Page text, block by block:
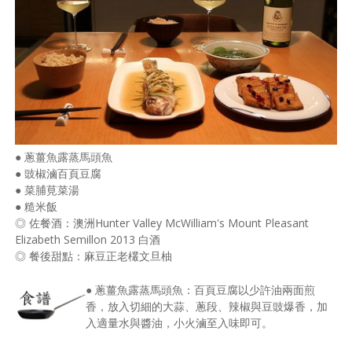
● 蔥薑魚露蒸馬頭魚
● 豉椒滷百頁豆腐
● 菜脯莧菜湯
● 糙米飯
◎ 佐餐酒：澳洲Hunter Valley McWilliam's Mount Pleasant
Elizabeth Semillon 2013 白酒
◎ 餐後甜點：麻豆正老欉文旦柚
● 蔥薑魚露蒸馬頭魚：百頁豆腐以少許油兩面煎
香，放入切細的大蒜、蔥段、辣椒與豆豉爆香，加
入適量水與醬油，小火滷至入味即可。